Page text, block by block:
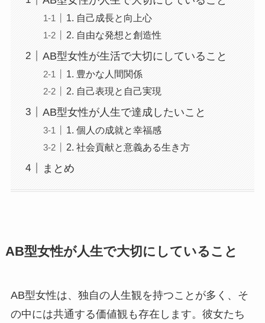
1. 自己成長と向上心
2. 自由な発想と創造性
AB型女性が生活で大切にしていること
1. 豊かな人間関係
2. 自己表現と自己実現
AB型女性が人生で達成したいこと
1. 個人の成就と幸福感
2. 社会貢献と意義ある生き方
まとめ
AB型女性が人生で大切にしていること
AB型女性は、独自の人生観を持つことが多く、そ
の中には共通する価値観も存在します。彼女たち